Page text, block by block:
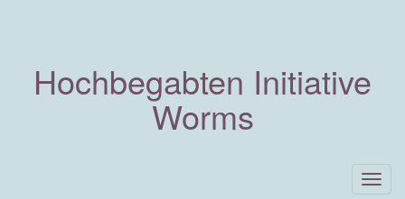
Hochbegabten Initiative
Worms